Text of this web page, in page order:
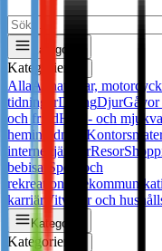
Kategorier
Kategorier
Alla Annat Bilar,
tidningarDatingDjurGåvor
och fritidHård- och
heminredning
internettjänsterResor
bebisar
Sport och
rekreation
karriär Vitvaror och
Kategorier
Kategorier